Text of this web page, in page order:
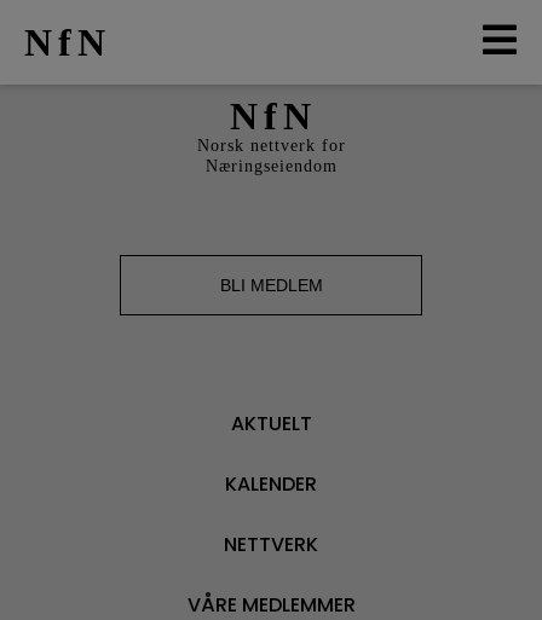
MEDLEMMER
NfN
NfN
Norsk nettverk for
Næringseiendom
BLI MEDLEM
AKTUELT
KALENDER
NETTVERK
VÅRE MEDLEMMER